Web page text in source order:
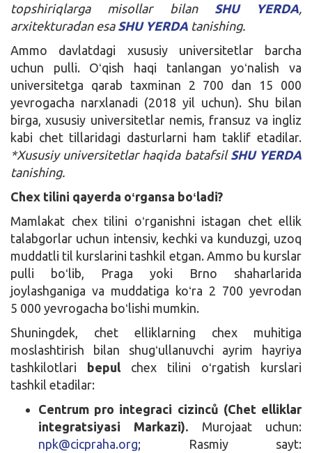
topshiriqlarga misollar bilan SHU YERDA
arxitekturadan esa SHU YERDA tanishing.
Ammo davlatdagi xususiy universitetlar barcha
uchun pulli. Oʻqish haqi tanlangan yoʻnalish va
universitetga qarab taxminan 2 700 dan 15 000
yevrogacha narxlanadi (2018 yil uchun). Shu bilan
birga, xususiy universitetlar nemis, fransuz va ingliz
kabi chet tillaridagi dasturlarni ham taklif etadilar.
*Xususiy universitetlar haqida batafsil SHU YERDA
tanishing.
Chex tilini qayerda oʻrgansa boʻladi?
Mamlakat chex tilini oʻrganishni istagan chet ellik
talabgorlar uchun intensiv, kechki va kunduzgi, uzoq
muddatli til kurslarini tashkil etgan. Ammo bu kurslar
pulli boʻlib, Praga yoki Brno shaharlarida
joylashganiga va muddatiga koʻra 2 700 yevrodan
5 000 yevrogacha boʻlishi mumkin.
Shuningdek, chet elliklarning chex muhitiga
moslashtirish bilan shugʻullanuvchi ayrim hayriya
tashkilotlari bepul chex tilini oʻrgatish kurslari
tashkil etadilar:
Centrum pro integraci cizinců (Chet elliklar
integratsiyasi Markazi). Murojaat uchun:
npk@cicpraha.org; Rasmiy sayt: